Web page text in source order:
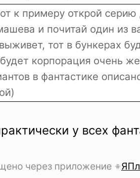
к примеру открой
и почитай один из
тот в бункерах
корпорация очень
в фантастике
у всех
через приложение